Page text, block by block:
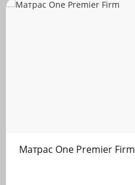
Матрас One Premier Firm